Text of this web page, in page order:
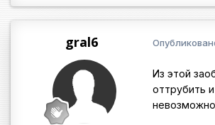
gral6
Из этой
оттрубить